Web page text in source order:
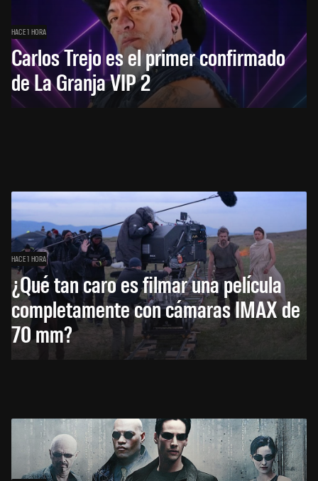
HACE 1 HORA
Carlos Trejo es el primer confirmado
de La Granja VIP 2
HACE 1 HORA
¿Qué tan caro es filmar una película
completamente con cámaras IMAX de
70 mm?